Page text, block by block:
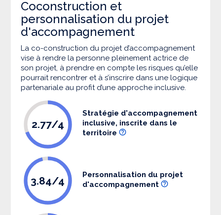
Coconstruction et
personnalisation du projet
d'accompagnement
La co-construction du projet d’accompagnement
vise à rendre la personne pleinement actrice de
son projet, à prendre en compte les risques qu’elle
pourrait rencontrer et à s’inscrire dans une logique
partenariale au profit d’une approche inclusive.
2.77/4
Stratégie d'accompagnement
inclusive, inscrite dans le
territoire
3.84/4
Personnalisation du projet
d'accompagnement